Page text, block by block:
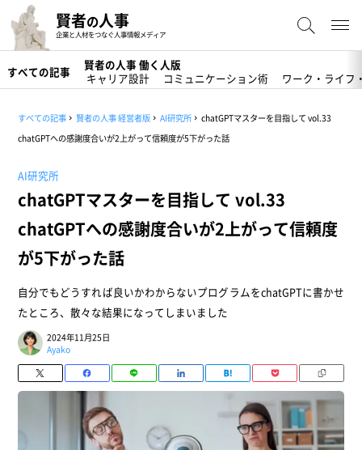
賢者の人事
企業と人材をつなぐ人事情報メディア
すべての記事
賢者の人事 働く人版
キャリア設計
コミュニケーション術 ワーク・ライフ
すべての記事 賢者の人事 経営者版 AI研究所
chatGPTマスターを目指して vol.33
chatGPTへの感謝度合いが2上がって信頼度が5下がった話
AI研究所
chatGPTマスターを目指して vol.33
chatGPTへの感謝度合いが2上がって信頼度
が5下がった話
自分でもどうすれば良いかわからないプログラムをchatGPTに書かせ
たところ、散々な結果になってしまいました
2024年11月25日
Ayako